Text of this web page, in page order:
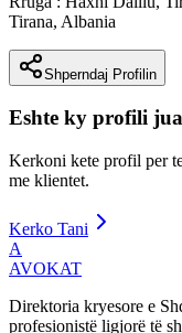
Tirana, Albania
Shperndaj Profilin
Eshte ky profili
Kerkoni kete profil per
me klientet.
Kerko Tani
A
AVOKAT
Direktoria kryesore e
profesionistë ligjorë të